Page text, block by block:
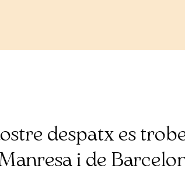
despatx es
Manresa i de